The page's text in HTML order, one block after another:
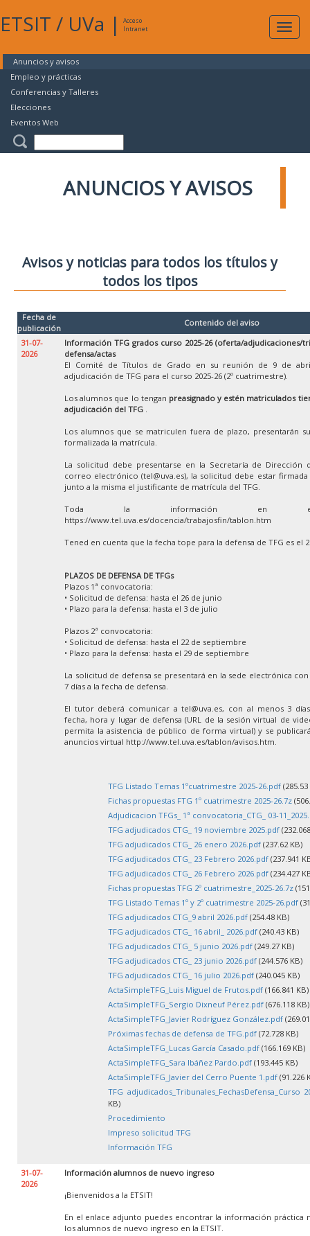
ETSIT / UVa |
Acceso
Intranet
Anuncios y avisos
Empleo y prácticas
Conferencias y Talleres
Elecciones
Eventos Web
ANUNCIOS Y AVISOS
Avisos y noticias para todos los títulos y
todos los tipos
Fecha de
publicación
Contenido del aviso
31-07-
2026
Información TFG grados curso 2025-26 (oferta/adjudicaciones/
defensa/actas
El Comité de Títulos de Grado en su reunión de 9 de
adjudicación de TFG para el curso 2025-26 (2º cuatrimestre).
Los alumnos que lo tengan preasignado y estén matriculados
adjudicación del TFG .
Los alumnos que se matriculen fuera de plazo, presentarán
formalizada la matrícula.
La solicitud debe presentarse en la Secretaría de Dirección
correo electrónico (tel@uva.es), la solicitud debe estar
junto a la misma el justificante de matrícula del TFG.
Toda la información en
https://www.tel.uva.es/docencia/trabajosfin/tablon.htm
Tened en cuenta que la fecha tope para la defensa de TFG es el
PLAZOS DE DEFENSA DE TFGs
Plazos 1ª convocatoria:
• Solicitud de defensa: hasta el 26 de junio
• Plazo para la defensa: hasta el 3 de julio
Plazos 2ª convocatoria:
• Solicitud de defensa: hasta el 22 de septiembre
• Plazo para la defensa: hasta el 29 de septiembre
La solicitud de defensa se presentará en la sede electrónica
7 días a la fecha de defensa.
El tutor deberá comunicar a tel@uva.es, con al menos 3
fecha, hora y lugar de defensa (URL de la sesión virtual de
permita la asistencia de público de forma virtual) y se
anuncios virtual http://www.tel.uva.es/tablon/avisos.htm.
TFG Listado Temas 1ºcuatrimestre 2025-26.pdf (285.53
Fichas propuestas FTG 1º cuatrimestre 2025-26.7z
Adjudicacion TFGs_ 1ª convocatoria_CTG_ 03-
TFG adjudicados CTG_ 19 noviembre 2025.pdf
TFG adjudicados CTG_ 26 enero 2026.pdf (237.62 KB)
TFG adjudicados CTG_ 23 Febrero 2026.pdf (237.941
TFG adjudicados CTG_ 26 Febrero 2026.pdf (234.427
Fichas propuestas TFG 2º cuatrimestre_2025-26.7z
TFG Listado Temas 1º y 2º cuatrimestre 2025-26.pdf
TFG adjudicados CTG_9 abril 2026.pdf (254.48 KB)
TFG adjudicados CTG_ 16 abril_ 2026.pdf (240.43 KB)
TFG adjudicados CTG_ 5 junio 2026.pdf (249.27 KB)
TFG adjudicados CTG_ 23 junio 2026.pdf (244.576 KB)
TFG adjudicados CTG_ 16 julio 2026.pdf (240.045 KB)
ActaSimpleTFG_Luis Miguel de Frutos.pdf (166.841 KB)
ActaSimpleTFG_Sergio Dixneuf Pérez.pdf (676.118 KB)
ActaSimpleTFG_Javier Rodríguez González.pdf
Próximas fechas de defensa de TFG.pdf (72.728 KB)
ActaSimpleTFG_Lucas García Casado.pdf (166.169 KB)
ActaSimpleTFG_Sara Ibáñez Pardo.pdf (193.445 KB)
ActaSimpleTFG_Javier del Cerro Puente 1.pdf (91.226
TFG adjudicados_Tribunales_FechasDefensa_Curso
KB)
Procedimiento
Impreso solicitud TFG
Información TFG
31-07-
2026
Información alumnos de nuevo ingreso
¡Bienvenidos a la ETSIT!
En el enlace adjunto puedes encontrar la información práctica
los alumnos de nuevo ingreso en la ETSIT.